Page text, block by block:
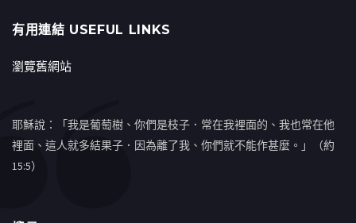
有用連結 USEFUL LINKS
瀏覽舊網站
耶穌說：「我是葡萄樹、你們是枝子．常在我裡面的、我也常在他
裡面、這人就多結果子．因為離了我、你們就不能作甚麼。」（約
15:5）